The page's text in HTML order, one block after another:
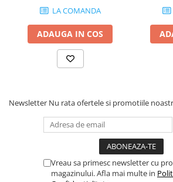
LA COMANDA
ADAUGA IN COS
Newsletter Nu rata ofertele si promotiile
Vreau sa primesc newsletter cu
magazinului. Afla mai multe in